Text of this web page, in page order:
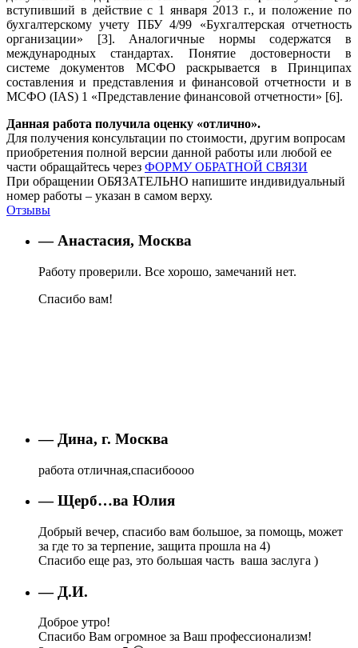
вступивший в действие с 1 января 2013 г., и положение по
бухгалтерскому учету ПБУ 4/99 «Бухгалтерская отчетность
организации» [3]. Аналогичные нормы содержатся в
международных стандартах. Понятие достоверности в
системе документов МСФО раскрывается в Принципах
составления и представления и финансовой отчетности и в
МСФО (IAS) 1 «Представление финансовой отчетности» [6].
Данная работа получила оценку «отлично».
Для получения консультации по стоимости, другим вопросам
приобретения полной версии данной работы или любой ее
части обращайтесь через ФОРМУ ОБРАТНОЙ СВЯЗИ
При обращении ОБЯЗАТЕЛЬНО напишите индивидуальный
номер работы – указан в самом верху.
Отзывы
— Анастасия, Москва
Работу проверили. Все хорошо, замечаний нет.
Спасибо вам!
— Дина, г. Москва
работа отличная,спасибоооо
— Щерб…ва Юлия
Добрый вечер, спасибо вам большое, за помощь, может
за где то за терпение, защита прошла на 4)
Спасибо еще раз, это большая часть ваша заслуга )
— Д.И.
Доброе утро!
Спасибо Вам огромное за Ваш профессионализм!